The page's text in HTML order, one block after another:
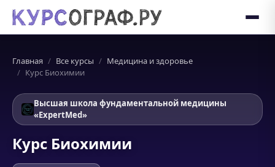
Главная Все курсы
Медицина и здоровье
Курс Биохимии
Высшая школа фундаментальной медицины
«ExpertMed»
Курс Биохимии